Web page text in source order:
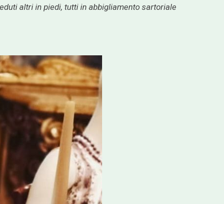
altri in piedi, tutti in abbigliamento sartoriale